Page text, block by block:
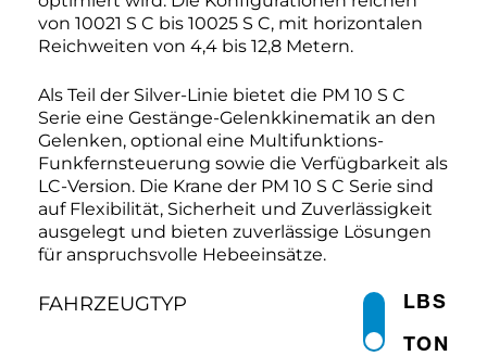
von 10021 S C bis 10025 S C, mit horizontalen
Reichweiten von 4,4 bis 12,8 Metern.
Als Teil der Silver-Linie bietet die PM 10 S C
Serie eine Gestänge-Gelenkkinematik an den
Gelenken, optional eine Multifunktions-
Funkfernsteuerung sowie die Verfügbarkeit als
LC-Version. Die Krane der PM 10 S C Serie sind
auf Flexibilität, Sicherheit und Zuverlässigkeit
ausgelegt und bieten zuverlässige Lösungen
für anspruchsvolle Hebeeinsätze.
FAHRZEUGTYP
TON
LBS